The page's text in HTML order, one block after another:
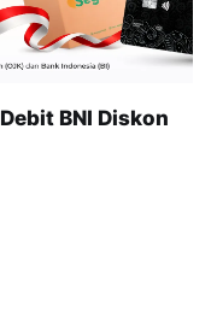
BNI Diskon